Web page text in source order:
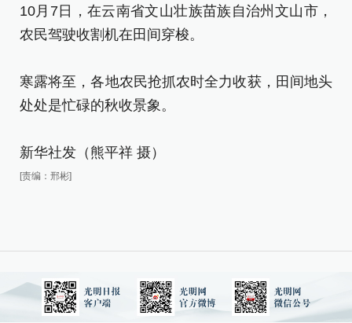
10月7日，在云南省文山壮族苗族自治州文山市，
农民驾驶收割机在田间穿梭。
寒露将至，各地农民抢抓农时全力收获，田间地头
处处是忙碌的秋收景象。
新华社发（熊平祥 摄）
[责编：邢彬]